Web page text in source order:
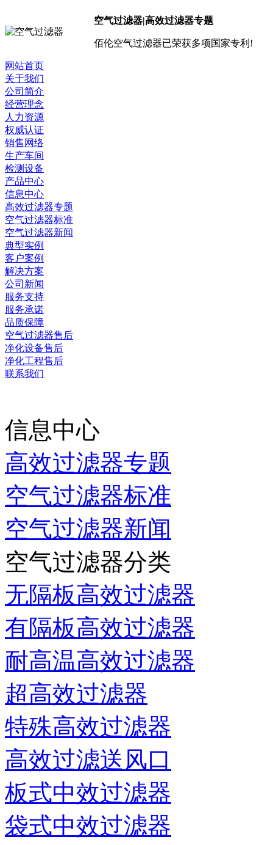
空气过滤器|高效过滤器专题
佰伦空气过滤器已荣获多项国家专利!
网站首页
关于我们
公司简介
经营理念
人力资源
权威认证
销售网络
生产车间
检测设备
产品中心
信息中心
高效过滤器专题
空气过滤器标准
空气过滤器新闻
典型实例
客户案例
解决方案
公司新闻
服务支持
服务承诺
品质保障
空气过滤器售后
净化设备售后
净化工程售后
联系我们
信息中心
高效过滤器专题
空气过滤器标准
空气过滤器新闻
空气过滤器分类
无隔板高效过滤器
有隔板高效过滤器
耐高温高效过滤器
超高效过滤器
特殊高效过滤器
高效过滤送风口
板式中效过滤器
袋式中效过滤器